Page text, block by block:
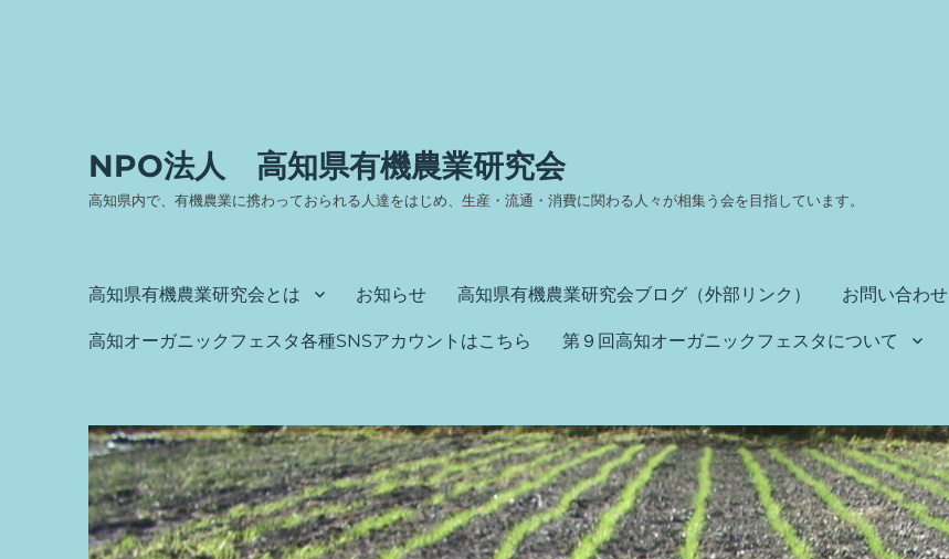
NPO法人 高知県有機農業研究会
高知県内で、有機農業に携わっておられる人達をはじめ、生産・流通・消費に関わる人々が相集う会を目指しています。
高知県有機農業研究会とは お知らせ 高知県有機農業研究会ブログ（外部リンク） お問い合わせ
高知オーガニックフェスタ各種SNSアカウントはこちら 第９回高知オーガニックフェスタについて